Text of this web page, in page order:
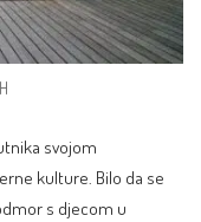
svojom
kulture. Bilo da se
s djecom u